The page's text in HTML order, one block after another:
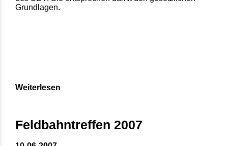
Grundlagen.
Weiterlesen
Feldbahntreffen 2007